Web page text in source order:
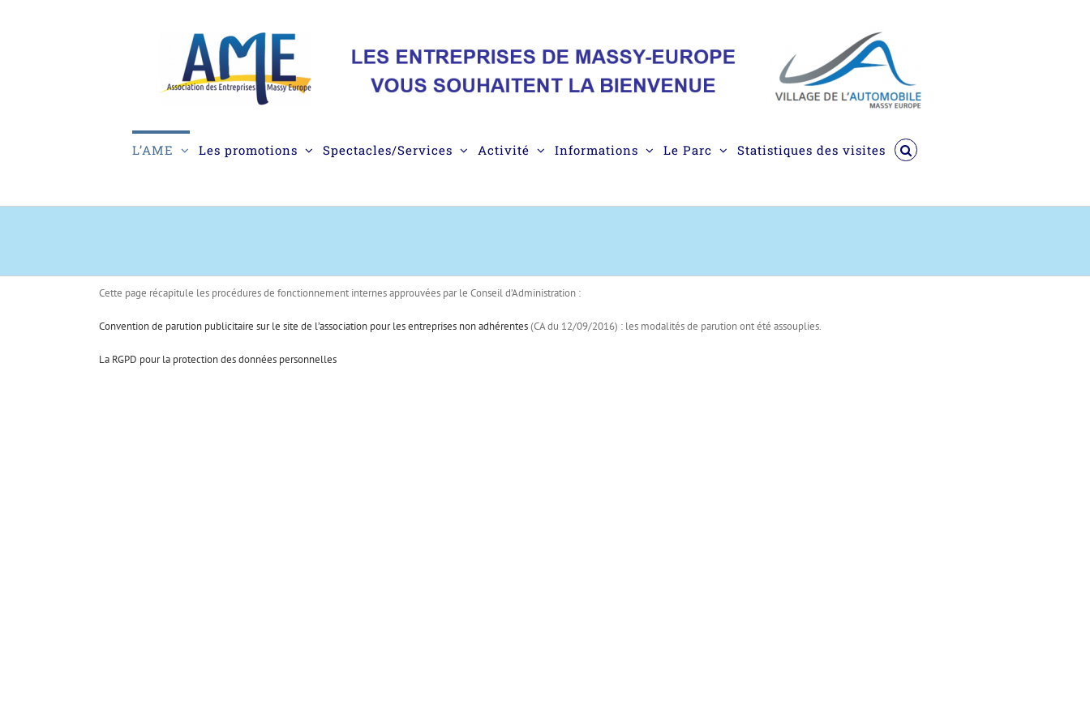
L’AME Les promotions Spectacles/Services Activité Informations Le Parc Statistiques des visites
Cette page récapitule les procédures de fonctionnement internes approuvées par le Conseil d’Administration :
Convention de parution publicitaire sur le site de l’association pour les entreprises non adhérentes(CA du 12/09/2016) : les modalités de parution ont été assouplies.
La RGPD pour la protection des données personnelles